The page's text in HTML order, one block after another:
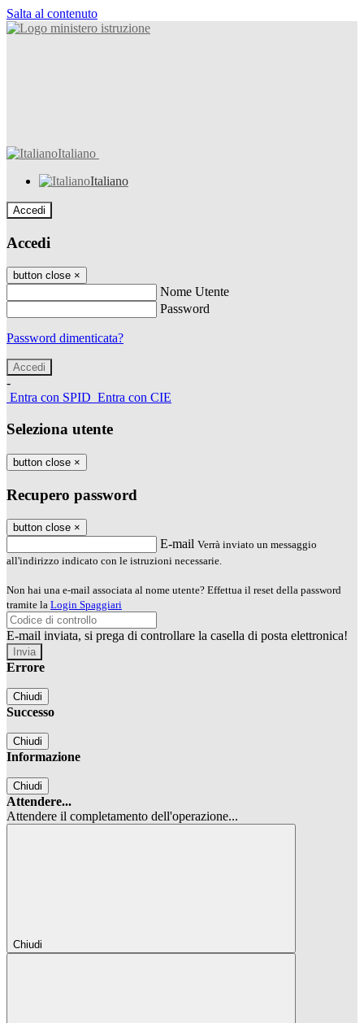
Salta al contenuto
Italiano
Italiano
Accedi
Accedi
button close ×
Nome Utente
Password
Password dimenticata?
-
Entra con SPID Entra con CIE
Seleziona utente
button close ×
Recupero password
button close ×
E-mail Verrà inviato un messaggio
all'indirizzo indicato con le istruzioni necessarie.
Non hai una e-mail associata al nome utente? Effettua il reset della password
tramite la Login Spaggiari
E-mail inviata, si prega di controllare la casella di posta elettronica!
Errore
Chiudi
Successo
Chiudi
Informazione
Chiudi
Attendere...
Attendere il completamento dell'operazione...
Chiudi